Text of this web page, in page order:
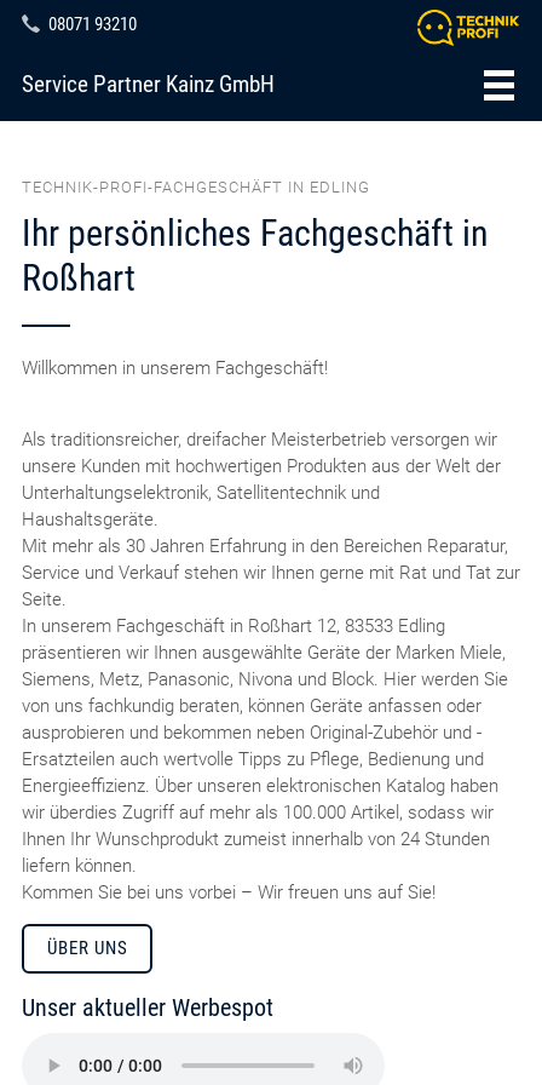
08071 93210
Service Partner Kainz GmbH
TECHNIK-PROFI-FACHGESCHÄFT IN EDLING
Ihr persönliches Fachgeschäft in
Roßhart
Willkommen in unserem Fachgeschäft!
Als traditionsreicher, dreifacher Meisterbetrieb versorgen wir
unsere Kunden mit hochwertigen Produkten aus der Welt der
Unterhaltungselektronik, Satellitentechnik und
Haushaltsgeräte.
Mit mehr als 30 Jahren Erfahrung in den Bereichen Reparatur,
Service und Verkauf stehen wir Ihnen gerne mit Rat und Tat zur
Seite.
In unserem Fachgeschäft in Roßhart 12, 83533 Edling
präsentieren wir Ihnen ausgewählte Geräte der Marken Miele,
Siemens, Metz, Panasonic, Nivona und Block. Hier werden Sie
von uns fachkundig beraten, können Geräte anfassen oder
ausprobieren und bekommen neben Original-Zubehör und -
Ersatzteilen auch wertvolle Tipps zu Pflege, Bedienung und
Energieeffizienz. Über unseren elektronischen Katalog haben
wir überdies Zugriff auf mehr als 100.000 Artikel, sodass wir
Ihnen Ihr Wunschprodukt zumeist innerhalb von 24 Stunden
liefern können.
Kommen Sie bei uns vorbei – Wir freuen uns auf Sie!
ÜBER UNS
Unser aktueller Werbespot